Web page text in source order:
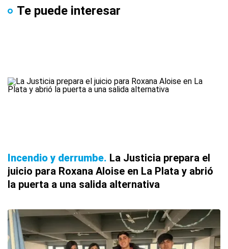
Te puede interesar
Incendio y derrumbe La Justicia prepara el
juicio para Roxana Aloise en La Plata y abrió
la puerta a una salida alternativa